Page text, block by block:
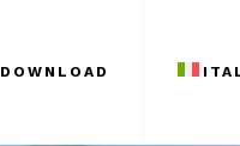
DOWNLOAD